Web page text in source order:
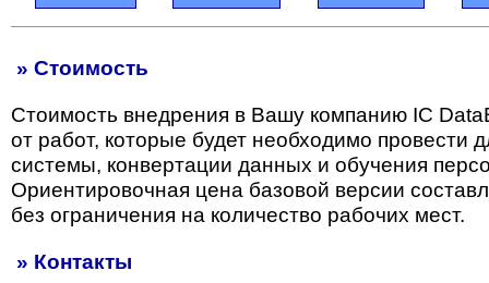
» Стоимость
Стоимость внедрения в Вашу компанию IC
от работ, которые будет необходимо провести
системы, конвертации данных и обучения
Ориентировочная цена базовой версии
без ограничения на количество рабочих мест.
» Контакты